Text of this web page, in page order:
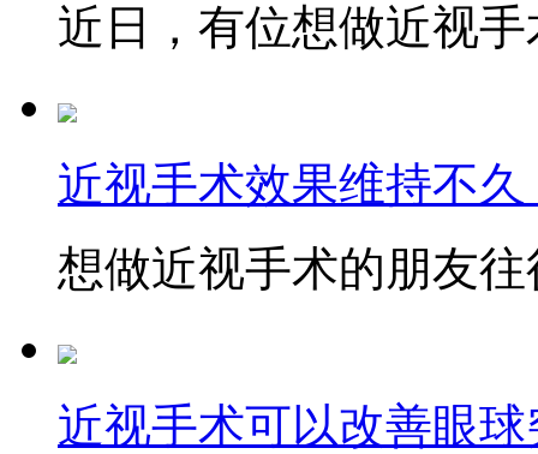
近日，有位想做近视
近视手术效果维持不
想做近视手术的朋友
近视手术可以改善眼